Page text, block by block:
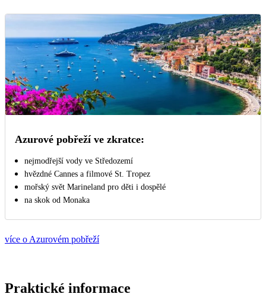
Azurové pobřeží ve zkratce:
nejmodřejší vody ve Středozemí
hvězdné Cannes a filmové St. Tropez
mořský svět Marineland pro děti i dospělé
na skok od Monaka
více o Azurovém pobřeží
Praktické informace